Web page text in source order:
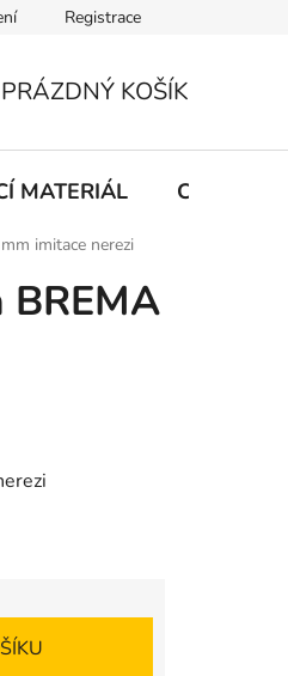
Registrace
PRÁZDNÝ KOŠÍK
MATERIÁL CHEMIE
imitace nerezi